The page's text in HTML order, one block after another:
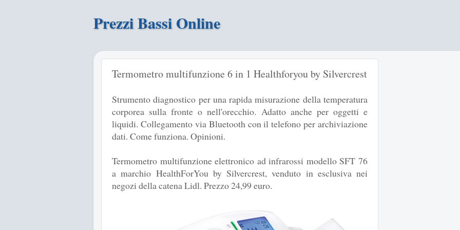
Prezzi Bassi Online
Termometro multifunzione 6 in 1 Healthforyou by Silvercrest
Strumento diagnostico per una rapida misurazione della temperatura
corporea sulla fronte o nell'orecchio. Adatto anche per oggetti e
liquidi. Collegamento via Bluetooth con il telefono per archiviazione
dati. Come funziona. Opinioni.
Termometro multifunzione elettronico ad infrarossi modello SFT 76
a marchio HealthForYou by Silvercrest, venduto in esclusiva nei
negozi della catena Lidl. Prezzo 24,99 euro.